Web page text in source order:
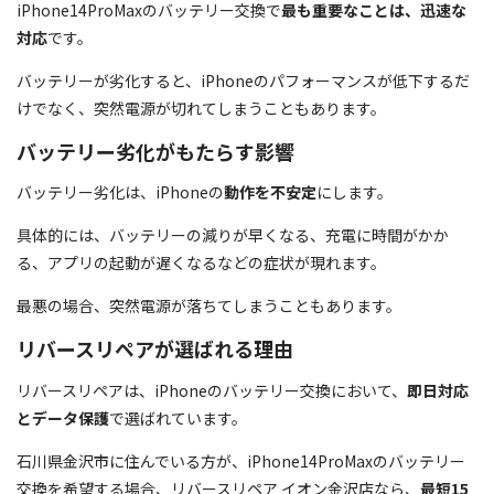
iPhone14ProMaxのバッテリー交換で最も重要なことは、迅速な
対応です。
バッテリーが劣化すると、iPhoneのパフォーマンスが低下するだ
けでなく、突然電源が切れてしまうこともあります。
バッテリー劣化がもたらす影響
バッテリー劣化は、iPhoneの動作を不安定にします。
具体的には、バッテリーの減りが早くなる、充電に時間がかか
る、アプリの起動が遅くなるなどの症状が現れます。
最悪の場合、突然電源が落ちてしまうこともあります。
リバースリペアが選ばれる理由
リバースリペアは、iPhoneのバッテリー交換において、 即日対応
とデータ保護で選ばれています。
石川県金沢市に住んでいる方が、iPhone14ProMaxのバッテリー
交換を希望する場合、リバースリペア イオン金沢店なら、 最短15